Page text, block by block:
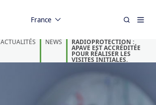
France
ACTUALITÉS NEWS RADIOPROTECTION :
APAVE EST ACCRÉDITÉE
POUR RÉALISER LES
VISITES INITIALES.